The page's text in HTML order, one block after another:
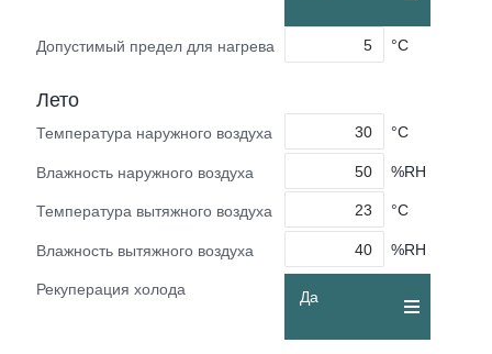
Допустимый предел для нагрева °C
Лето
Температура наружного воздуха °C
Влажность наружного воздуха %RH
Температура вытяжного воздуха °C
Влажность вытяжного воздуха %RH
Рекуперация холода Да